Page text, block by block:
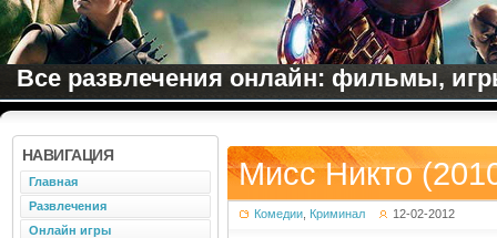
Все развлечения онлайн: фильмы,
Мисс Никто
Комедии Криминал 12-02-2012
НАВИГАЦИЯ
Главная
Развлечения
Онлайн игры